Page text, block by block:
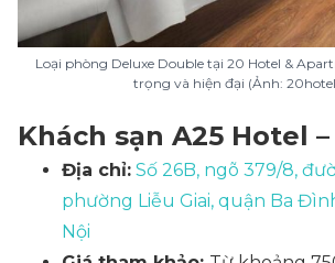
Loại phòng Deluxe Double tại 20 Hotel &
trọng và hiện đại (Ảnh:
Khách sạn A25 Hotel
Địa chỉ: Số 26B, ngõ 379/8,
phường Liễu Giai, quận Ba
Nội